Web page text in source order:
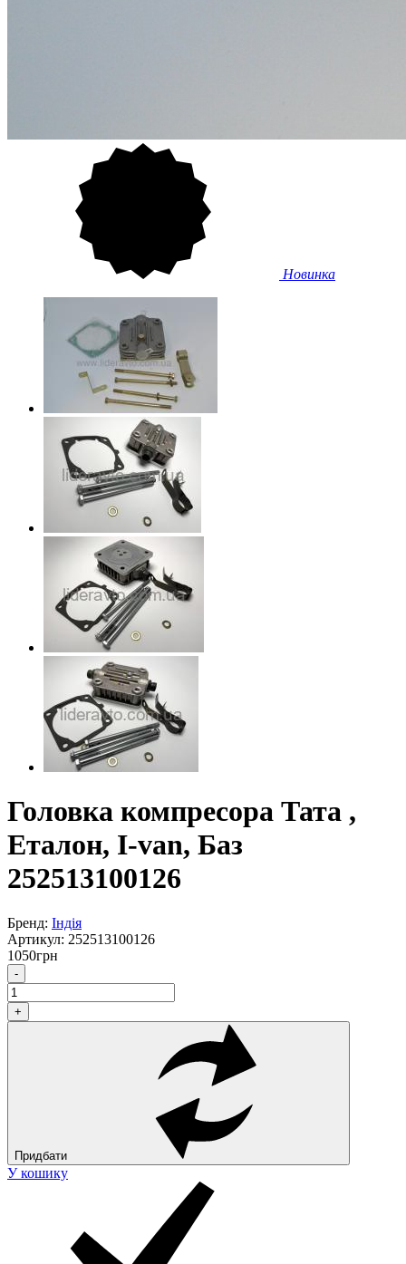
Новинка
Головка компресора Тата ,
Еталон, I-van, Баз
252513100126
Бренд: Індія
Артикул: 252513100126
1050грн
-
+
Придбати
У кошику